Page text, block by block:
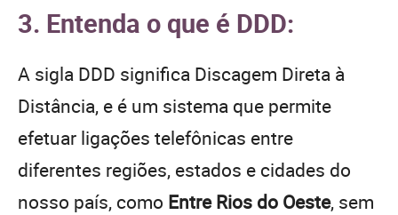
3. Entenda o que é DDD:
A sigla DDD significa Discagem Direta à
Distância, e é um sistema que permite
efetuar ligações telefônicas entre
diferentes regiões, estados e cidades do
nosso país, como Entre Rios do Oeste, sem